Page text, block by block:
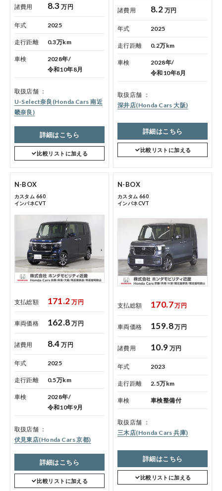
諸費用 8.3 万円
年式 2025
走行距離 0.3万km
車検
2028年/
令和10年8月
取扱店舗
U-Select奈良(Honda Cars 南近
畿奈良)
詳細はこちら
比較リストに加える
諸費用 8.2 万円
年式 2025
走行距離 0.2万km
車検
2028年/
令和10年8月
取扱店舗
深井店(Honda Cars 大阪)
詳細はこちら
比較リストに加える
N-BOX
カスタム 660
インパネCVT
支払総額 171.2 万円
車両価格 162.8 万円
諸費用 8.4 万円
年式 2025
走行距離 0.5万km
車検
2028年/
令和10年9月
取扱店舗
伏見東店(Honda Cars 京都)
詳細はこちら
比較リストに加える
N-BOX
カスタム 660
インパネCVT
支払総額 170.7万円
車両価格 159.8万円
諸費用 10.9 万円
年式 2023
走行距離 2.5万km
車検 車検整備付
取扱店舗
三木店(Honda Cars 兵庫)
詳細はこちら
比較リストに加える